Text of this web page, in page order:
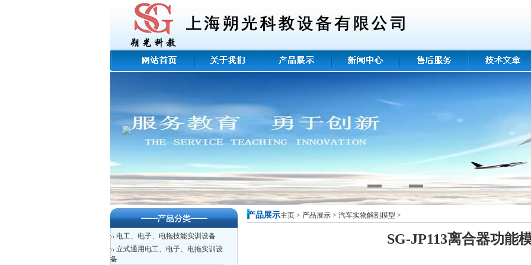
电工、电子、电拖技能实训设备
立式通用电工、电子、电拖实训设
备
产品展示主页 > 产品展示 > 汽车实物解剖模型 >
SG-JP113离合器功能